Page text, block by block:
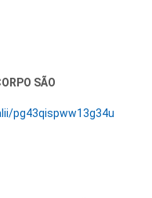
SÃO
pg43qispww13g34u